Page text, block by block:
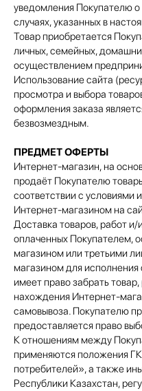
уведомления Покупателю о
случаях, указанных в
Товар приобретается
личных, семейных,
осуществлением
Использование сайта
просмотра и выбора
оформления заказа
безвозмездным.
ПРЕДМЕТ ОФЕРТЫ
Интернет-магазин, на
продаёт Покупателю
соответствии с условиями
Интернет-магазином на
Доставка товаров, работ и/
оплаченных Покупателем,
магазином или третьими
магазином для исполнения
имеет право забрать
нахождения Интернет-
самовывоза. Покупателю
предоставляется право
К отношениям между
применяются положения
потребителей», а также
Республики Казахстан,